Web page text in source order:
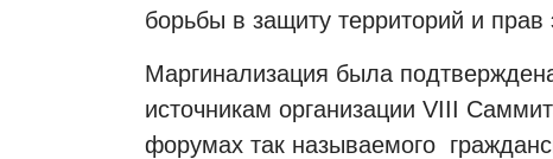
борьбы в защиту территорий и прав
Маргинализация была
источникам организации VIII
форумах так называемого